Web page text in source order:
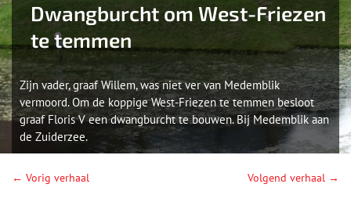
Dwangburcht om West-Friezen
te temmen
Zijn vader, graaf Willem, was niet ver van Medemblik
vermoord. Om de koppige West-Friezen te temmen besloot
graaf Floris V een dwangburcht te bouwen. Bij Medemblik aan
de Zuiderzee.
← Vorig verhaal Volgend verhaal →